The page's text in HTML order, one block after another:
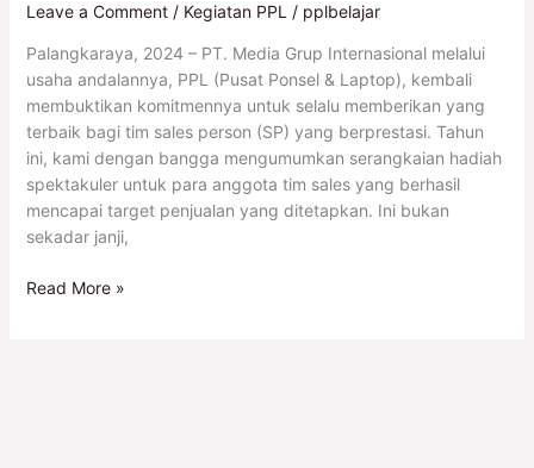
Leave a Comment / Kegiatan PPL/ pplbelajar
Palangkaraya, 2024 – PT. Media Grup Internasional melalui
usaha andalannya, PPL (Pusat Ponsel & Laptop), kembali
membuktikan komitmennya untuk selalu memberikan yang
terbaik bagi tim sales person (SP) yang berprestasi. Tahun
ini, kami dengan bangga mengumumkan serangkaian hadiah
spektakuler untuk para anggota tim sales yang berhasil
mencapai target penjualan yang ditetapkan. Ini bukan
sekadar janji,
Read More »